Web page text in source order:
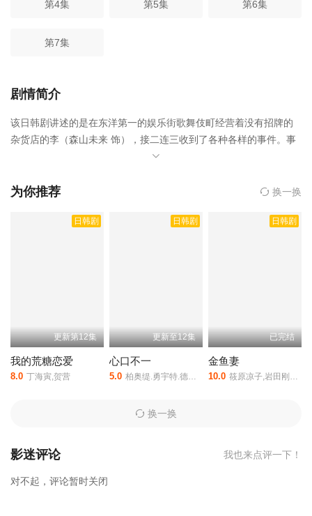
第4集 第5集 第6集
第7集
剧情简介
该日韩剧讲述的是在东洋第一的娱乐街歌舞伎町经营着没有招牌的
杂货店的李（森山未来 饰），接二连三收到了各种各样的事件。事
件中有着各种各样动机的人们蠢蠢欲动，必须一边解读背景一边寻
决。落点是从经验和直觉中导出的。年轻时的李，有过因为判断失
山未来等人主演的,于2025年上映。
相关赞助院线：策驰影院，星辰
为你推荐 换一换
日韩剧
更新第12集
我的荒糖恋爱
8.0 丁海寅,贺营
日韩剧
更新至12集
心口不一
5.0 柏奥缇.勇宇特.德姆托,帕沙考恩·桑拉塔纳,普沙努·翁沙瓦尼查功
日韩剧
已完结
金鱼妻
10.0 筱原凉子,岩田刚典,安藤政信,长谷川京子,松本若菜,中村静香,濑户沙织,石井杏奈,真岛秀和,藤森慎吾,久保田悠来
换一换
影迷评论 我也来点评一下！
对不起，评论暂时关闭